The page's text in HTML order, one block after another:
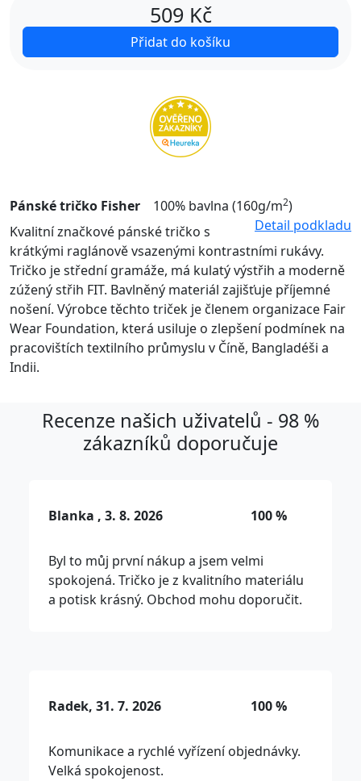
509 Kč
Přidat do košíku
Pánské tričko Fisher 100% bavlna (160g/m2)
Detail podkladu
Kvalitní značkové pánské tričko s
krátkými raglánově vsazenými kontrastními rukávy.
Tričko je střední gramáže, má kulatý výstřih a moderně
zúžený střih FIT. Bavlněný materiál zajišťuje příjemné
nošení. Výrobce těchto triček je členem organizace Fair
Wear Foundation, která usiluje o zlepšení podmínek na
pracovištích textilního průmyslu v Číně, Bangladéši a
Indii.
Recenze našich uživatelů - 98 %
zákazníků doporučuje
Blanka , 3. 8. 2026 100 %
Byl to můj první nákup a jsem velmi
spokojená. Tričko je z kvalitního materiálu
a potisk krásný. Obchod mohu doporučit.
Radek, 31. 7. 2026 100 %
Komunikace a rychlé vyřízení objednávky.
Velká spokojenost.